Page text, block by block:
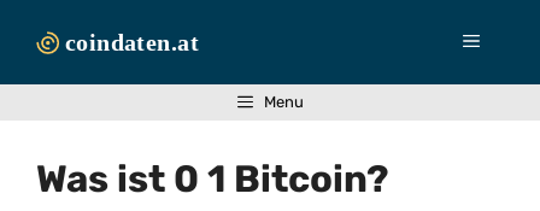
Inhalt
Menü
Menu
Was ist 0 1 Bitcoin?